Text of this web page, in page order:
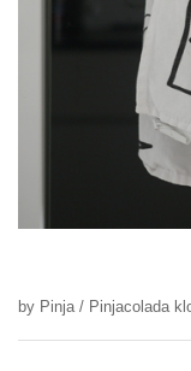
by Pinja / Pinjacolada